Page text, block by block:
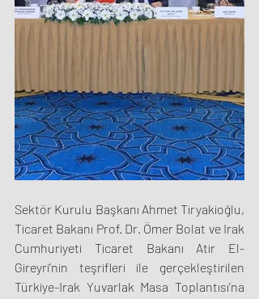
Sektör Kurulu Başkanı Ahmet Tiryakioğlu,
Ticaret Bakanı Prof. Dr. Ömer Bolat ve Irak
Cumhuriyeti Ticaret Bakanı Atir El-
Gireyri’nin teşrifleri ile gerçekleştirilen
Türkiye-Irak Yuvarlak Masa Toplantısı’na